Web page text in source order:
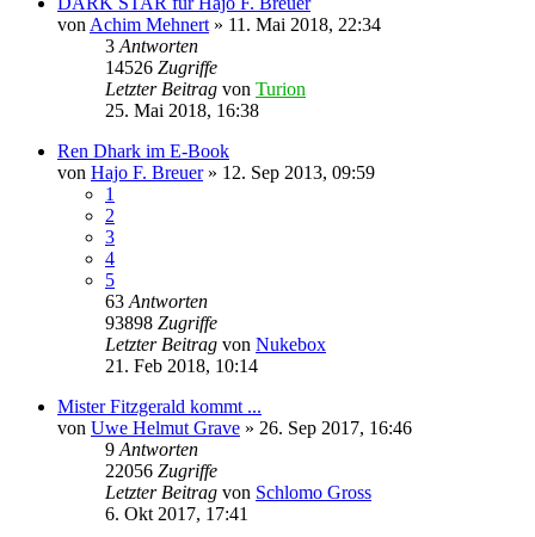
von Achim Mehnert » 11. Mai 2018, 22:34
3 Antworten
14526 Zugriffe
Letzter Beitrag von Turion
25. Mai 2018, 16:38
Ren Dhark im E-Book
von Hajo F. Breuer» 12. Sep 2013, 09:59
1
2
3
4
5
63 Antworten
93898 Zugriffe
Letzter Beitrag von Nukebox
21. Feb 2018, 10:14
Mister Fitzgerald kommt ...
von Uwe Helmut Grave » 26. Sep 2017, 16:46
9 Antworten
22056 Zugriffe
Letzter Beitrag von Schlomo Gross
6. Okt 2017, 17:41